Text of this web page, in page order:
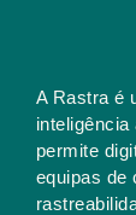
A Rastra é
permite
equipas de